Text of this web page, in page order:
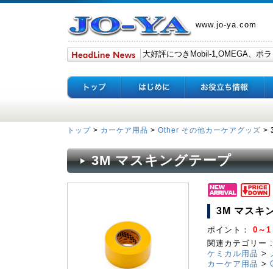
www.jo-ya.com
トップ > カーケア用品 > Other その他カーケアグッズ >
3M マスキングテープ
3M マスキ
ポイント： 0～
関連カテゴリー :
ケミカル用品 >
カーケア用品 >